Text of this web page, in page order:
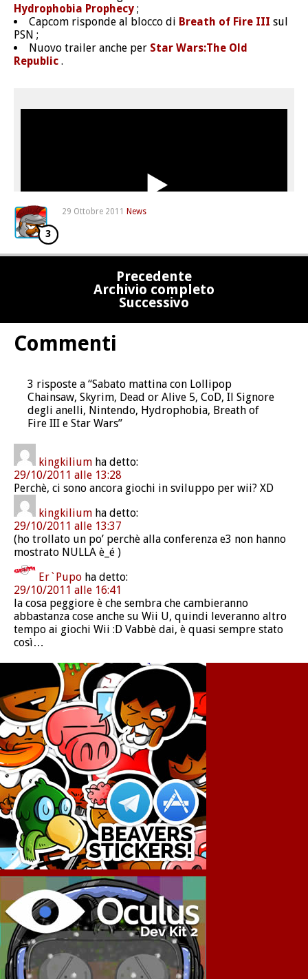
Hydrophobia Prophecy ;
Capcom risponde al blocco di Breath of Fire III sul
PSN ;
Nuovo trailer anche per Star Wars:The Old
Republic .
29 Ottobre 2011 News
3
Precedente
Archivio completo
Successivo
Commenti
3 risposte a “Sabato mattina con Lollipop
Chainsaw, Skyrim, Dead or Alive 5, CoD, Il Signore
degli anelli, Nintendo, Hydrophobia, Breath of
Fire III e Star Wars”
kingkilium ha detto:
29/10/2011 alle 13:28
Perchè, ci sono ancora giochi in sviluppo per wii? XD
kingkilium ha detto:
29/10/2011 alle 13:37
(ho trollato un po’ perchè alla conferenza e3 non hanno
mostrato NULLA è_é )
Er`Pupo ha detto:
29/10/2011 alle 16:41
la cosa peggiore è che sembra che cambieranno
abbastanza cose anche su Wii U, quindi leveranno altro
tempo ai giochi Wii :D Vabbè dai, è quasi sempre stato
così…